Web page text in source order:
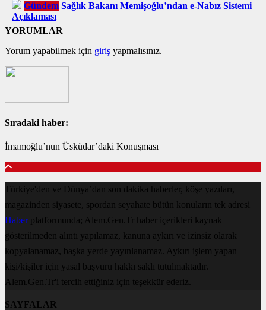
Gündem Sağlık Bakanı Memişoğlu’ndan e-Nabız Sistemi
Açıklaması
YORUMLAR
Yorum yapabilmek için giriş yapmalısınız.
Sıradaki haber:
İmamoğlu’nun Üsküdar’daki Konuşması
Türkiye'den ve Dünya’dan son dakika haberler, köşe yazıları,
magazinden siyasete, spordan seyahate bütün konuların tek adresi
Haberplatformunda; Alem.Gen.Tr haber içerikleri kaynak
gösterilmeden alıntı yapılamaz, kanuna aykırı ve izinsiz olarak
kopyalanamaz, başka yerde yayınlanamaz. Aykırı işlem yapan
kişi/kişiler için yasal başvuru hakkı saklı tutulmaktadır.
Alem.Gen.Tr'i tercih ettiğiniz için teşekkür ederiz.
SAYFALAR